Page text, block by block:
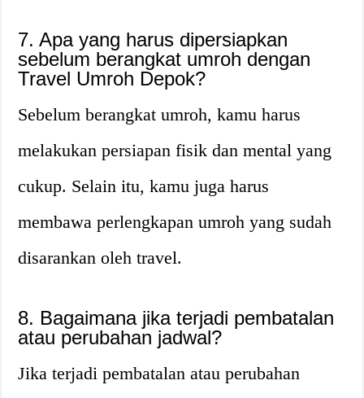
7. Apa yang harus dipersiapkan
sebelum berangkat umroh dengan
Travel Umroh Depok?
Sebelum berangkat umroh, kamu harus
melakukan persiapan fisik dan mental yang
cukup. Selain itu, kamu juga harus
membawa perlengkapan umroh yang sudah
disarankan oleh travel.
8. Bagaimana jika terjadi pembatalan
atau perubahan jadwal?
Jika terjadi pembatalan atau perubahan